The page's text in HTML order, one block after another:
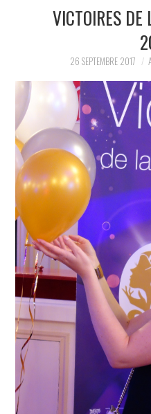
DANS MON BLOG, JE
PARTAGER MES
TROUVAILLES ET MES
ENVIES DANS LA MODE,
LUXE ET LA BEAUTÉ EN Y
AJOUTANT MON PETIT
GRAIN DE FOLIE ET MES
PETITS TUYAUX…
VICTOIRES
26 SEPTEMBRE 2017